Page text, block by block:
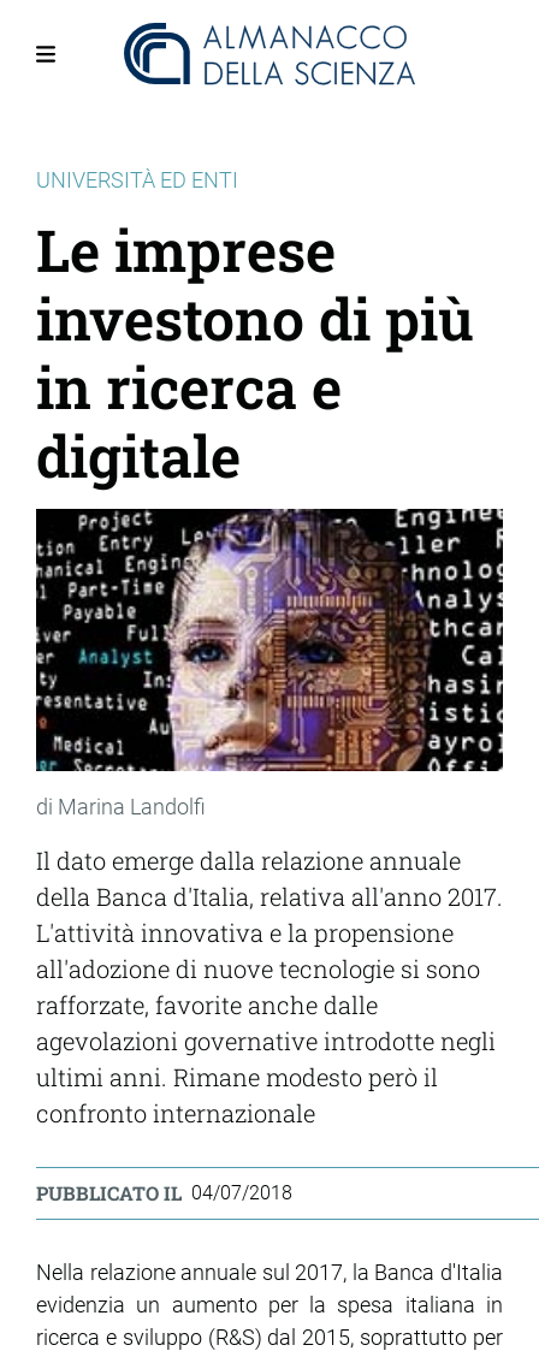
UNIVERSITÀ ED ENTI
Le imprese
investono di più
in ricerca e
digitale
di Marina Landolfi
Il dato emerge dalla relazione annuale
della Banca d'Italia, relativa all'anno 2017.
L'attività innovativa e la propensione
all'adozione di nuove tecnologie si sono
rafforzate, favorite anche dalle
agevolazioni governative introdotte negli
ultimi anni. Rimane modesto però il
confronto internazionale
PUBBLICATO IL 04/07/2018
Nella relazione annuale sul 2017, la Banca d'Italia
evidenzia un aumento per la spesa italiana in
ricerca e sviluppo (R&S) dal 2015, soprattutto per